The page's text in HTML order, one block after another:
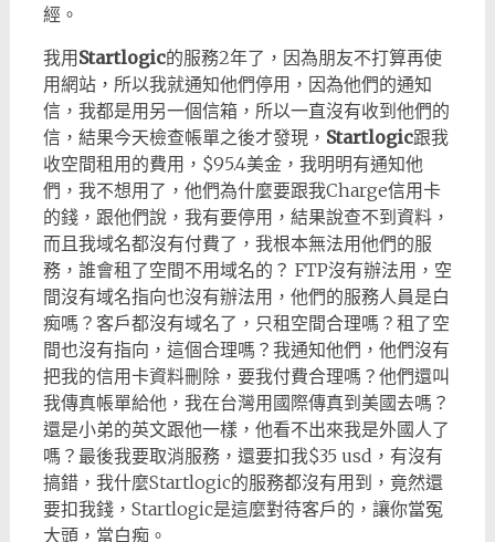
經。
我用 Startlogic的服務2年了，因為朋友不打算再使
用網站，所以我就通知他們停用，因為他們的通知
信，我都是用另一個信箱，所以一直沒有收到他們的
信，結果今天檢查帳單之後才發現， Startlogic跟我
收空間租用的費用，$95.4美金，我明明有通知他
們，我不想用了，他們為什麼要跟我Charge信用卡
的錢，跟他們說，我有要停用，結果說查不到資料，
而且我域名都沒有付費了，我根本無法用他們的服
務，誰會租了空間不用域名的？ FTP沒有辦法用，空
間沒有域名指向也沒有辦法用，他們的服務人員是白
痴嗎？客戶都沒有域名了，只租空間合理嗎？租了空
間也沒有指向，這個合理嗎？我通知他們，他們沒有
把我的信用卡資料刪除，要我付費合理嗎？他們還叫
我傳真帳單給他，我在台灣用國際傳真到美國去嗎？
還是小弟的英文跟他一樣，他看不出來我是外國人了
嗎？最後我要取消服務，還要扣我$35 usd，有沒有
搞錯，我什麼Startlogic的服務都沒有用到，竟然還
要扣我錢，Startlogic是這麼對待客戶的，讓你當冤
大頭，當白痴。